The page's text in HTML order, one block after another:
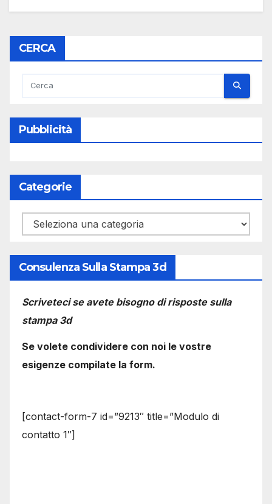
CERCA
Pubblicità
Categorie
Categorie
Consulenza Sulla Stampa 3d
Scriveteci se avete bisogno di risposte sulla
stampa 3d
Se volete condividere con noi le vostre
esigenze compilate la form.
[contact-form-7 id=”9213″ title=”Modulo di
contatto 1″]